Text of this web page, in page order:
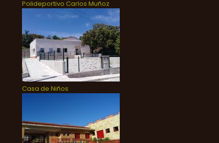
Polideportivo Carlos Muñoz
Casa de Niños